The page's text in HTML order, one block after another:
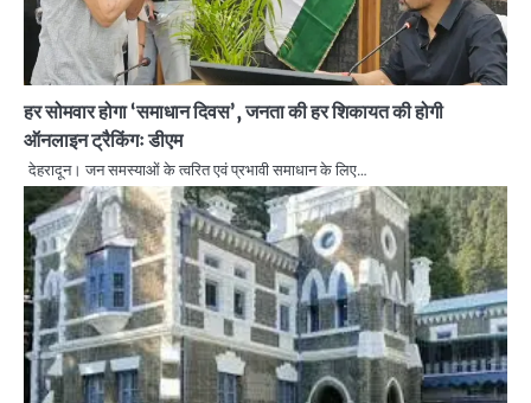
हर सोमवार होगा ‘समाधान दिवस’, जनता की हर शिकायत की होगी
ऑनलाइन ट्रैकिंगः डीएम
देहरादून। जन समस्याओं के त्वरित एवं प्रभावी समाधान के लिए…